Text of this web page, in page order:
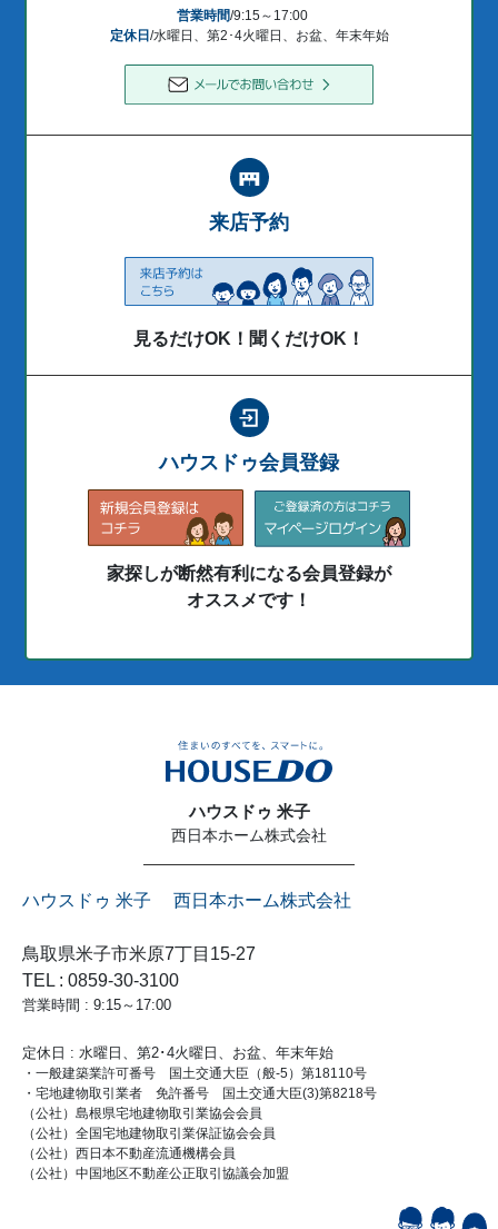
営業時間/9:15～17:00
定休日 /水曜日、第2･4火曜日、お盆、年末年始
来店予約
見るだけOK！聞くだけOK！
ハウスドゥ会員登録
家探しが断然有利になる会員登録が
オススメです！
ハウスドゥ 米子
西日本ホーム株式会社
ハウスドゥ 米子 西日本ホーム株式会社
鳥取県米子市米原7丁目15-27
TEL : 0859-30-3100
営業時間 : 9:15～17:00
定休日 : 水曜日、第2･4火曜日、お盆、年末年始
・一般建築業許可番号 国土交通大臣（般-5）第18110号
・宅地建物取引業者 免許番号 国土交通大臣(3)第8218号
（公社）島根県宅地建物取引業協会会員
（公社）全国宅地建物取引業保証協会会員
（公社）西日本不動産流通機構会員
（公社）中国地区不動産公正取引協議会加盟